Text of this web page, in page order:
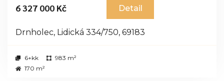
6 327 000 Kč Detail
Drnholec, Lidická 334/750, 69183
6+kk
983 m²
170 m²